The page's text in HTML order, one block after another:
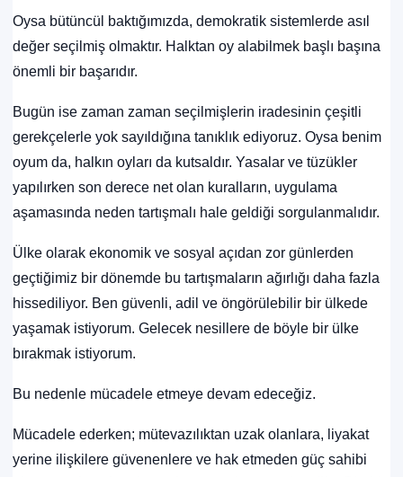
Oysa bütüncül baktığımızda, demokratik sistemlerde asıl
değer seçilmiş olmaktır. Halktan oy alabilmek başlı başına
önemli bir başarıdır.
Bugün ise zaman zaman seçilmişlerin iradesinin çeşitli
gerekçelerle yok sayıldığına tanıklık ediyoruz. Oysa benim
oyum da, halkın oyları da kutsaldır. Yasalar ve tüzükler
yapılırken son derece net olan kuralların, uygulama
aşamasında neden tartışmalı hale geldiği sorgulanmalıdır.
Ülke olarak ekonomik ve sosyal açıdan zor günlerden
geçtiğimiz bir dönemde bu tartışmaların ağırlığı daha fazla
hissediliyor. Ben güvenli, adil ve öngörülebilir bir ülkede
yaşamak istiyorum. Gelecek nesillere de böyle bir ülke
bırakmak istiyorum.
Bu nedenle mücadele etmeye devam edeceğiz.
Mücadele ederken; mütevazılıktan uzak olanlara, liyakat
yerine ilişkilere güvenenlere ve hak etmeden güç sahibi